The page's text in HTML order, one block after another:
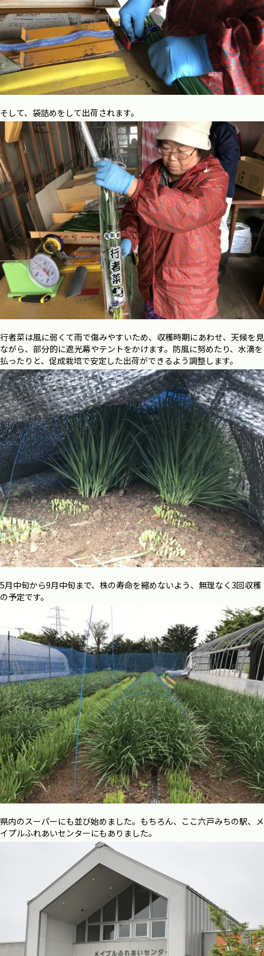
そして、袋詰めをして出荷されます。
行者菜は風に弱くて雨で傷みやすいため、収穫時期にあわせ、天候を見
ながら、部分的に遮光幕やテントをかけます。防風に努めたり、水滴を
払ったりと、促成栽培で安定した出荷ができるよう調整します。
5月中旬から9月中旬まで、株の寿命を縮めないよう、無理なく3回収穫
の予定です。
県内のスーパーにも並び始めました。もちろん、ここ六戸みちの駅、メ
イプルふれあいセンターにもありました。